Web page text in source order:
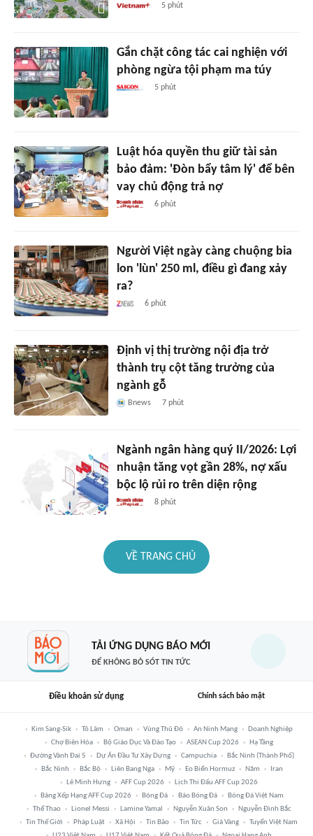
5 phút
Gắn chặt công tác cai nghiện với
phòng ngừa tội phạm ma túy
5 phút
Luật hóa quyền thu giữ tài sản
bảo đảm: 'Đòn bẩy tâm lý' để bên
vay chủ động trả nợ
6 phút
Người Việt ngày càng chuộng bia
lon 'lùn' 250 ml, điều gì đang xảy
ra?
6 phút
Định vị thị trường nội địa trở
thành trụ cột tăng trưởng của
ngành gỗ
Bnews 7 phút
Ngành ngân hàng quý II/2026: Lợi
nhuận tăng vọt gần 28%, nợ xấu
bộc lộ rủi ro trên diện rộng
8 phút
VỀ TRANG CHỦ
TẢI ỨNG DỤNG BÁO MỚI
ĐỂ KHÔNG BỎ SÓT TIN TỨC
Điều khoản sử dụng Chính sách bảo mật
Kim Sang-Sik Tô Lâm Oman Vùng Thủ Đô An Ninh Mạng
Doanh Nghiệp
Chợ Biên Hòa
Bộ Giáo Dục Và Đào Tạo ASEAN Cup 2026
Hạ Tầng
Đường Vành Đai 5
Dự Án Đầu Tư Xây Dựng Campuchia
Bắc Ninh (thành Phố)
Bắc Ninh
Bắc Bộ Liên Bang Nga Mỹ Eo Biển Hormuz Năm
Iran
Lê Minh Hưng
AFF Cup 2026
Lịch Thi Đấu AFF Cup 2026
Bảng Xếp Hạng AFF Cup 2026
Bóng Đá Báo Bóng Đá
Bóng Đá Việt Nam
Thể Thao
Lionel Messi Lamine Yamal Nguyễn Xuân Son
Nguyễn Đình Bắc
Tin Thế Giới
Pháp Luật Xã Hội Tin Bão Tin Tức Giá Vàng
Tuyển Việt Nam